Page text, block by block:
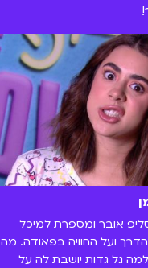
אובר ומספרת למיכל
ועל החוויה בפאודה. מה
גל גדות יושבת לה על